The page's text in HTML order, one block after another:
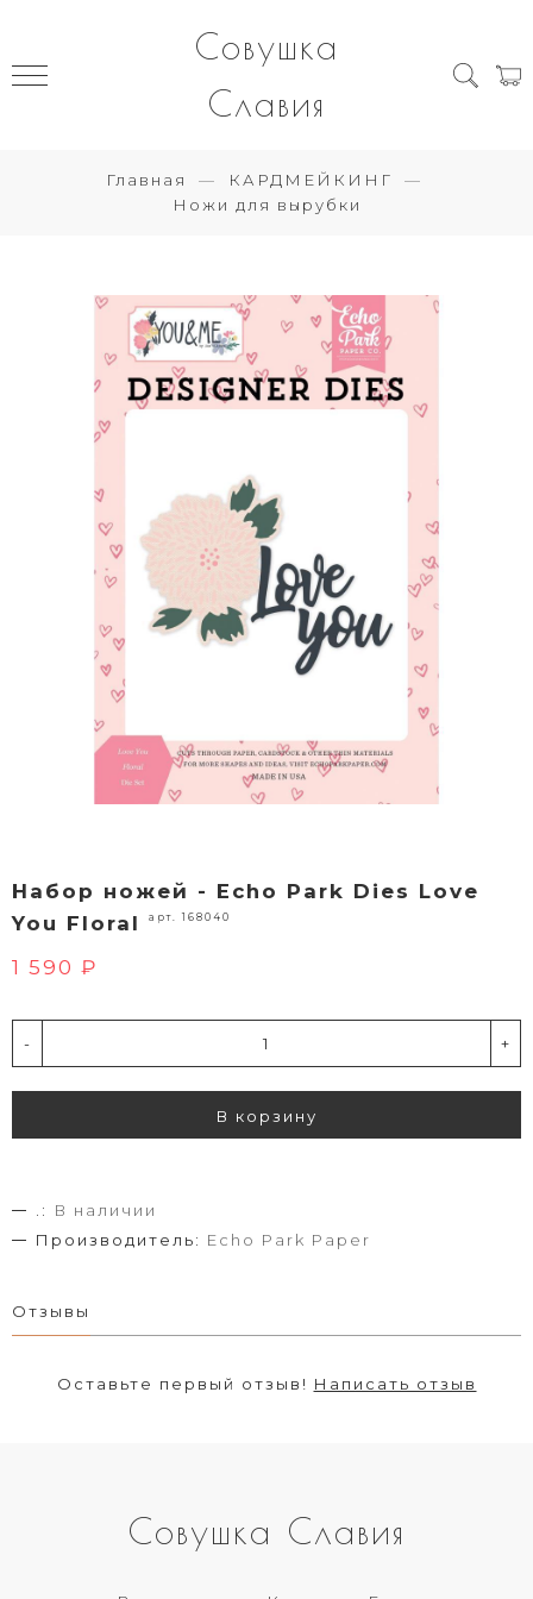
Совушка
Славия
Главная
КАРДМЕЙКИНГ
Ножи для вырубки
Набор ножей - Echo Park Dies Love
You Floral
арт. 168040
1 590 ₽
- +
В корзину
.:
В наличии
Производитель: Echo Park Paper
Отзывы
Оставьте первый отзыв! Написать отзыв
Совушка Славия